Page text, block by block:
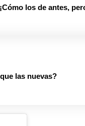
los de antes,
las nuevas?